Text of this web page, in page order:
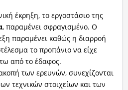
έκρηξη, το εργοστάσιο της
, παραμένει σφραγισμένο. Ο
παραμένει καθώς η διαρροή
το προπάνιο να είχε
από το έδαφος.
των ερευνών, συνεχίζονται
τεχνικών στοιχείων και των